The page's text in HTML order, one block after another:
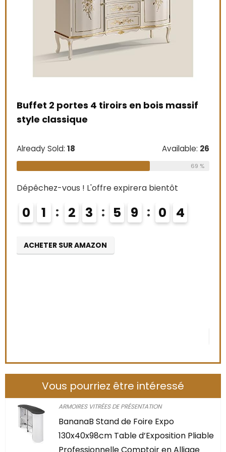
Buffet 2 portes 4 tiroirs en bois massif
style classique
Already Sold: 18 Available: 26
69 %
Dépêchez-vous ! L'offre expirera bientôt
0 1 2 3 5 9 0 2
ACHETER SUR AMAZON
Vous pourriez être intéressé
ARMOIRES VITRÉES DE PRÉSENTATION
BananaB Stand de Foire Expo
130x40x98cm Table d’Exposition Pliable